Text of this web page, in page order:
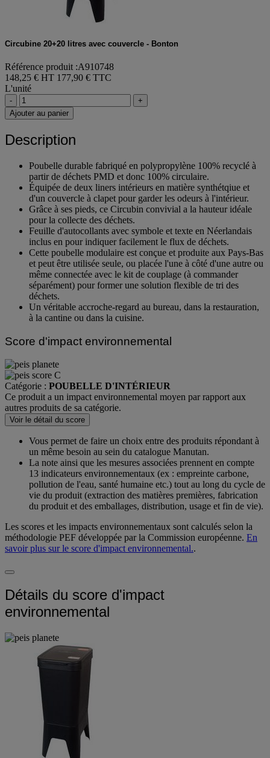
Référence produit :A910748
148,25 € HT
L'unité
-
Description
Poubelle durable fabriqué en polypropylène 100% recyclé à
partir de déchets PMD et donc 100% circulaire.
Équipée de deux liners intérieurs en matière synthétqiue et
d'un couvercle à clapet pour garder les odeurs à l'intérieur.
Grâce à ses pieds, ce Circubin convivial a la hauteur idéale
pour la collecte des déchets.
Feuille d'autocollants avec symbole et texte en Néerlandais
inclus en pour indiquer facilement le flux de déchets.
Cette poubelle modulaire est conçue et produite aux Pays-Bas
et peut être utilisée seule, ou placée l'une à côté d'une autre ou
même connectée avec le kit de couplage (à commander
séparément) pour former une solution flexible de tri des
déchets.
Un véritable accroche-regard au bureau, dans la restauration,
Score d'impact environnemental
Catégorie :POUBELLE D'INTÉRIEUR
Ce produit a un impact environnemental moyen par rapport aux
autres produits de sa catégorie.
Vous permet de faire un choix entre des produits répondant à
un même besoin au sein du catalogue Manutan.
La note ainsi que les mesures associées prennent en compte
13 indicateurs environnementaux (ex : empreinte carbone,
pollution de l'eau, santé humaine etc.) tout au long du cycle de
vie du produit (extraction des matières premières, fabrication
Les scores et les impacts environnementaux sont calculés selon la
méthodologie PEF développée par la Commission européenne.
Détails du score d'impact
environnemental